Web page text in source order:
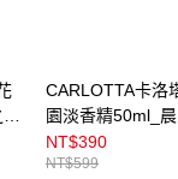
CARLOTTA卡洛
園淡香精50ml_
語
NT$390
NT$599